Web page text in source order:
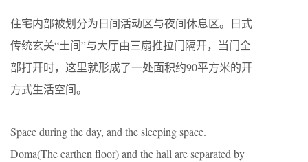
住宅内部被划分为日间活动区与夜间休息区。日式
传统玄关“土间”与大厅由三扇推拉门隔开，当门全
部打开时，这里就形成了一处面积约90平方米的开
方式生活空间。
Space during the day, and the sleeping space.
Doma(The earthen floor) and the hall are separated by